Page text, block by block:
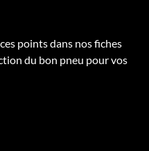
points dans nos fiches
du bon pneu pour vos